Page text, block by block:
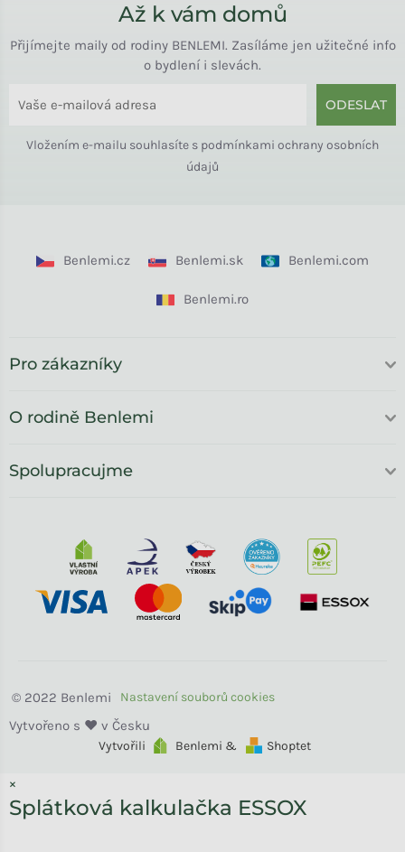
Až k vám domů
Přijímejte maily od rodiny BENLEMI. Zasíláme jen užitečné info
o bydlení i slevách.
ODESLAT
Vložením e-mailu souhlasíte s podmínkami ochrany osobních
údajů
Benlemi.cz Benlemi.sk Benlemi.com
Benlemi.ro
Pro zákazníky
O rodině Benlemi
Spolupracujme
Vytvořili Benlemi & Shoptet
Benlemi
×
Splátková kalkulačka ESSOX